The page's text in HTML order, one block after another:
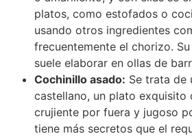
platos, como estofados o
usando otros ingredientes
frecuentemente el chorizo.
suele elaborar en ollas de
Cochinillo asado: Se trata de
castellano, un plato exquisito
crujiente por fuera y jugoso
tiene más secretos que el